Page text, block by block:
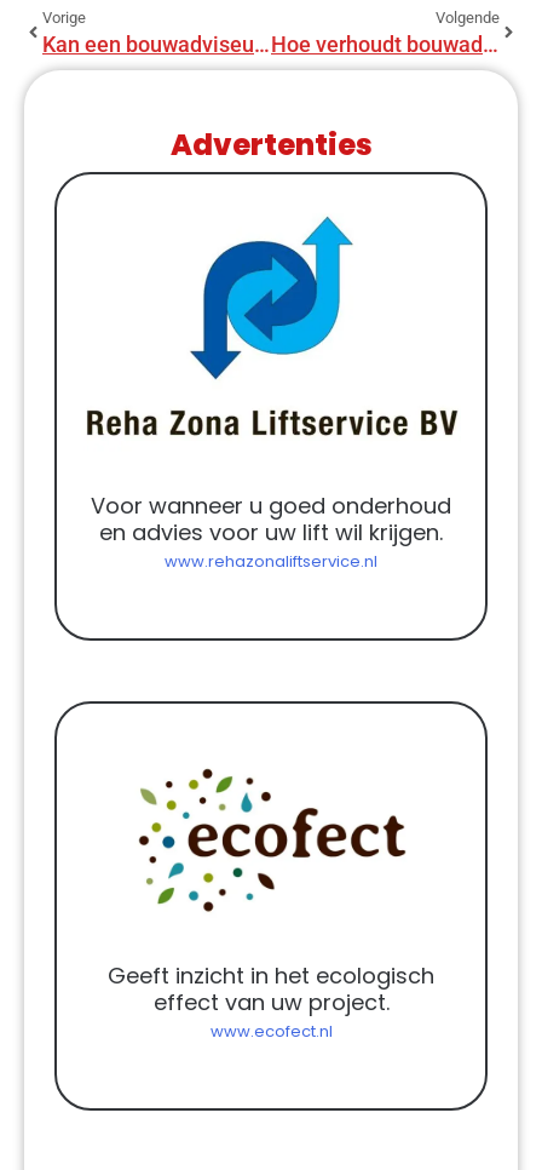
Vorige
Kan een bouwadviseur projectmanagement doen?
Volgende
Hoe verhoudt bouwadvies zich tot aannemers?
Advertenties
Voor wanneer u goed onderhoud
en advies voor uw lift wil krijgen.
www.rehazonaliftservice.nl
Geeft inzicht in het ecologisch
effect van uw project.
www.ecofect.nl